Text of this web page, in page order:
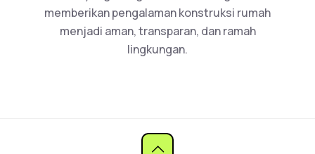
memberikan pengalaman konstruksi rumah
menjadi aman, transparan, dan ramah
lingkungan.